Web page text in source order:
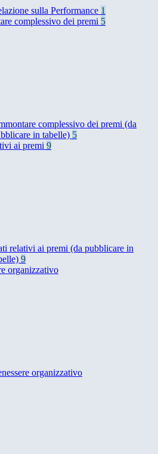
sulla Performance 1
complessivo dei premi 5
complessivo dei premi (da
in tabelle) 5
ai premi 9
relativi ai premi (da pubblicare in
9
organizzativo
organizzativo